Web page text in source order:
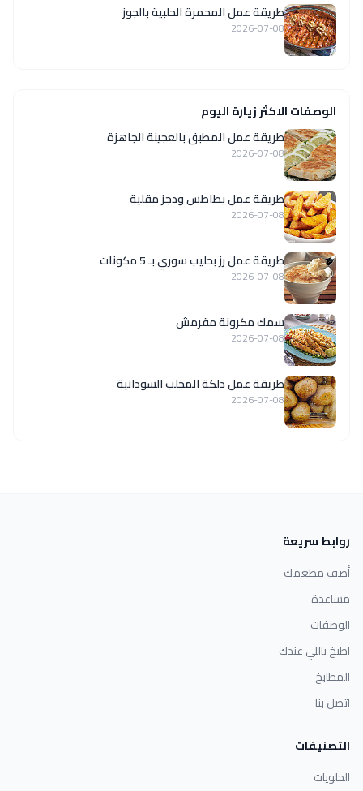
طريقة عمل المحمرة الحلبية بالجوز
2026-07-08
الوصفات الاكثر زيارة اليوم
طريقة عمل المطبق بالعجينة الجاهزة
2026-07-08
طريقة عمل بطاطس ودجز مقلية
2026-07-08
طريقة عمل رز بحليب سوري بـ 5 مكونات
2026-07-08
سمك مكرونة مقرمش
2026-07-08
طريقة عمل دلكة المحلب السودانية
2026-07-08
روابط سريعة
أضف مطعمك
مساعدة
الوصفات
اطبخ باللي عندك
المطابخ
اتصل بنا
التصنيفات
الحلويات